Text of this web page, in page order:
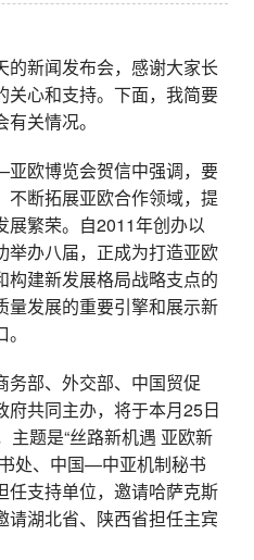
的新闻发布会，感谢大家长
心和支持。下面，我简要
关情况。
欧博览会贺信中强调，要
断拓展亚欧合作领域，提
展繁荣。自2011年创办以
办八届，正成为打造亚欧
构建新发展格局战略支点的
量发展的重要引擎和展示新
部、外交部、中国贸促
府共同主办，将于本月25日
主题是“丝路新机遇 亚欧新
处、中国—中亚机制秘书
任支持单位，邀请哈萨克斯
请湖北省、陕西省担任主宾